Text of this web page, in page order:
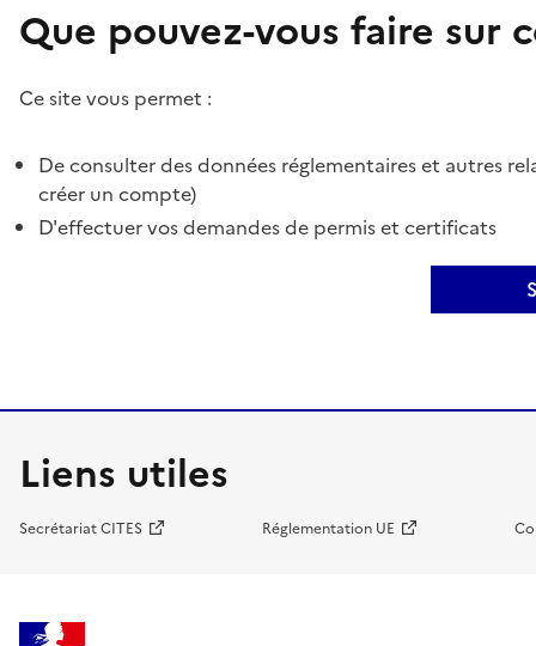
Que pouvez-vous faire sur
Ce site vous permet :
De consulter des données réglementaires et autres
créer un compte)
D'effectuer vos demandes de permis et certificats
Liens utiles
Secrétariat CITES Réglementation UE